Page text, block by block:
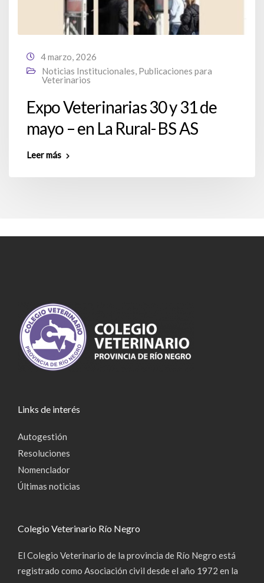
4 marzo, 2026
Noticias Institucionales Publicaciones para
Veterinarios
Expo Veterinarias 30 y 31 de
mayo – en La Rural- BS AS
Leer más
Links de interés
Autogestión
Resoluciones
Nomenclador
Últimas noticias
Colegio Veterinario Río Negro
El Colegio Veterinario de la provincia de Río Negro está
registrado como Asociación civil desde el año 1972 en la